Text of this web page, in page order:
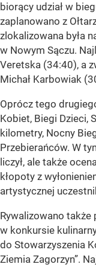
biorący udział w
zaplanowano z
zlokalizowana była
w Nowym Sączu.
Veretska (34:40), a
Michał Karbowiak
Oprócz tego
Kobiet, Biegi Dzieci,
kilometry, Nocny
Przebierańców. W
liczył, ale także
kłopoty z
artystycznej
Rywalizowano także
w konkursie
do Stowarzyszenia
Ziemia Zagorzyn”.